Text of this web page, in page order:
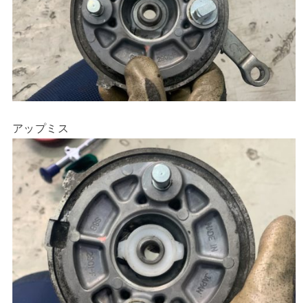
アップミス